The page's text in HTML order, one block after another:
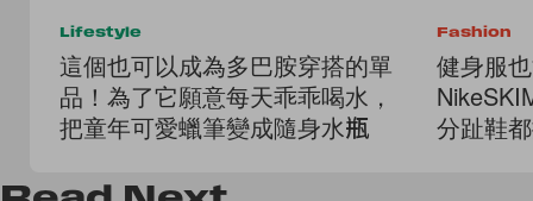
Lifestyle
這個也可以成為多巴胺穿搭的單
品！為了它願意每天乖乖喝水，
把童年可愛蠟筆變成隨身水瓶
Fashion
健身服
分趾鞋